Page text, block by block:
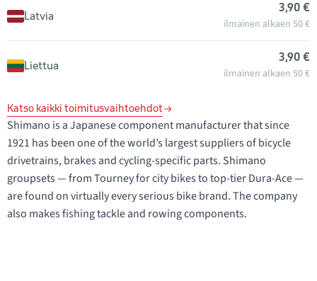
Latvia
3,90 €
ilmainen alkaen 50 €
Liettua
3,90 €
ilmainen alkaen 50 €
Katso kaikki toimitusvaihtoehdot
Shimano is a Japanese component manufacturer that since
1921 has been one of the world’s largest suppliers of bicycle
drivetrains, brakes and cycling-specific parts. Shimano
groupsets — from Tourney for city bikes to top-tier Dura-Ace —
are found on virtually every serious bike brand. The company
also makes fishing tackle and rowing components.